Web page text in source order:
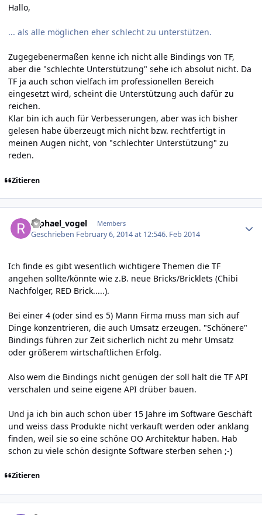
Hallo,
... als alle möglichen eher schlecht zu unterstützen.
Zugegebenermaßen kenne ich nicht alle Bindings von TF,
aber die "schlechte Unterstützung" sehe ich absolut nicht. Da
TF ja auch schon vielfach im professionellen Bereich
eingesetzt wird, scheint die Unterstützung auch dafür zu
reichen.
Klar bin ich auch für Verbesserungen, aber was ich bisher
gelesen habe überzeugt mich nicht bzw. rechtfertigt in
meinen Augen nicht, von "schlechter Unterstützung" zu
reden.
Zitieren
raphael_vogel Members
Geschrieben February 6, 2014 at 12:546. Feb 2014
Ich finde es gibt wesentlich wichtigere Themen die TF
angehen sollte/könnte wie z.B. neue Bricks/Bricklets (Chibi
Nachfolger, RED Brick.....).
Bei einer 4 (oder sind es 5) Mann Firma muss man sich auf
Dinge konzentrieren, die auch Umsatz erzeugen. "Schönere"
Bindings führen zur Zeit sicherlich nicht zu mehr Umsatz
oder größerem wirtschaftlichen Erfolg.
Also wem die Bindings nicht genügen der soll halt die TF API
verschalen und seine eigene API drüber bauen.
Und ja ich bin auch schon über 15 Jahre im Software Geschäft
und weiss dass Produkte nicht verkauft werden oder anklang
finden, weil sie so eine schöne OO Architektur haben. Hab
schon zu viele schön designte Software sterben sehen ;-)
Zitieren